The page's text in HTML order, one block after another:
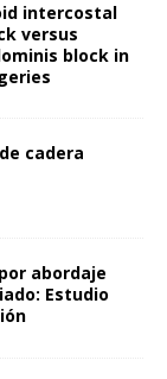
intercostal
versus
block in
cadera
abordaje
Estudio